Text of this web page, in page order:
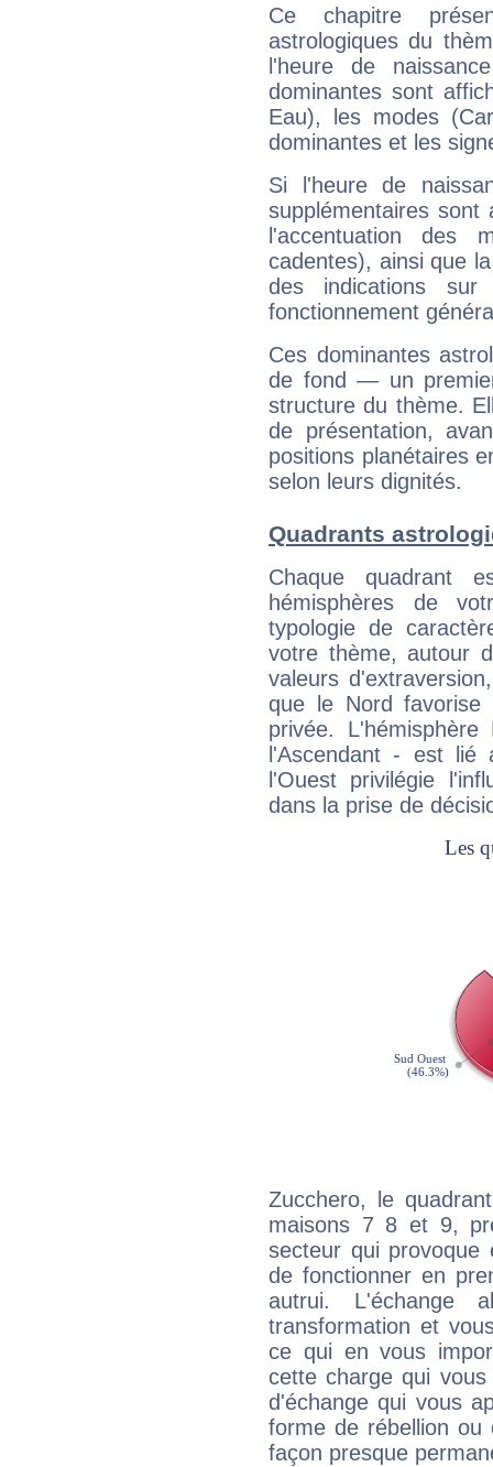
Ce chapitre
astrologiques du
l'heure de
dominantes sont
Eau), les modes
dominantes et les
Si l'heure de
supplémentaires sont
l'accentuation des
cadentes), ainsi que
des indications sur
fonctionnement
Ces dominantes
de fond — un
structure du thème.
de présentation,
positions planétaires
selon leurs dignités.
Quadrants
Chaque quadrant
hémisphères de
typologie de
votre thème, autour
valeurs
que le Nord favorise
privée.
l'Ascendant - est
l'Ouest privilégie
dans la prise de
Zucchero, le
maisons 7 8 et 9,
secteur qui provoque
de fonctionner en
autrui. L'échange
transformation et
ce qui en vous
cette charge qui
d'échange qui vous
forme de rébellion ou
façon presque